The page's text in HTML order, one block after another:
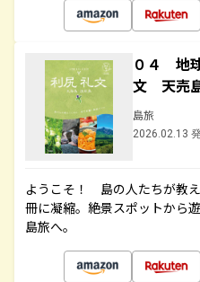
０４ 地
文 天売
島旅
2026.02.13
ようこそ！ 島の人たちが教
冊に凝縮。絶景スポットから
島旅へ。